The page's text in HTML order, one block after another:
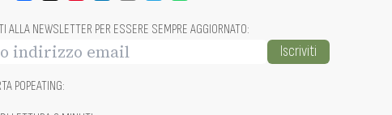
ALLA NEWSLETTER PER ESSERE SEMPRE AGGIORNATO:
Iscriviti
POPEATING: